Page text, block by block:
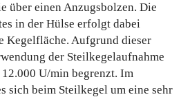
über einen Anzugsbolzen. Die
in der Hülse erfolgt dabei
Kegelfläche. Aufgrund dieser
der Steilkegelaufnahme
U/min begrenzt. Im
sich beim Steilkegel um eine sehr